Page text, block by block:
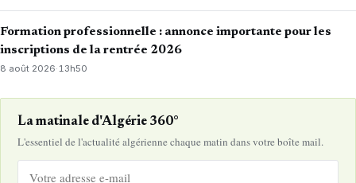
Formation professionnelle : annonce importante pour les
inscriptions de la rentrée 2026
8 août 2026· 13h50
La matinale d'Algérie 360°
L'essentiel de l'actualité algérienne chaque matin dans votre boîte mail.